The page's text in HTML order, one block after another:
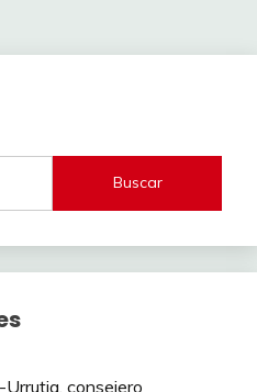
Urrutia, consejero